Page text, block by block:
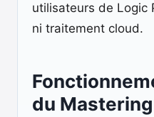
utilisateurs de Logic
ni traitement cloud.
du